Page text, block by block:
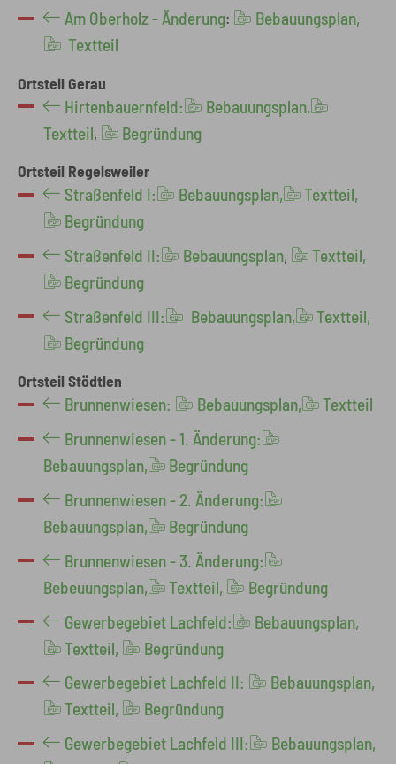
Am Oberholz - Änderung:
Bebauungsplan,
Textteil
Ortsteil Gerau
Hirtenbauernfeld:
Bebauungsplan,
Textteil, Begründung
Ortsteil Regelsweiler
Straßenfeld I: Bebauungsplan,
Textteil,
Begründung
Straßenfeld II:
Bebauungsplan,
Textteil,
Begründung
Straßenfeld III:
Bebauungsplan,
Textteil,
Begründung
Ortsteil Stödtlen
Brunnenwiesen: Bebauungsplan,
Textteil
Brunnenwiesen - 1. Änderung:
Bebauungsplan,
Begründung
Brunnenwiesen - 2. Änderung:
Bebauungsplan,
Begründung
Brunnenwiesen - 3. Änderung:
Bebeuungsplan,
Textteil,
Begründung
Gewerbegebiet Lachfeld:
Bebauungsplan,
Textteil,
Begründung
Gewerbegebiet Lachfeld II:
Bebauungsplan,
Textteil,
Begründung
Gewerbegebiet Lachfeld III:
Bebauungsplan,